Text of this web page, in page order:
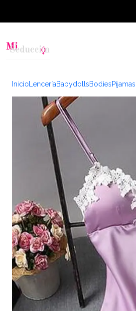
Inicio LenceríaBabydollsBodiesPijamas